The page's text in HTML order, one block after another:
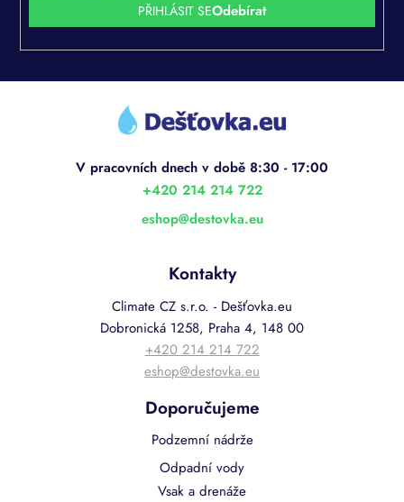
PŘIHLÁSIT SE
Z
eshop@destovka.eu
+420 214 214 722
Kontakty
Climate CZ s.r.o. - Dešťovka.eu
Dobronická 1258, Praha 4, 148 00
+420 214 214 722
eshop@destovka.eu
Doporučujeme
Podzemní nádrže
Odpadní vody
Vsak a drenáže